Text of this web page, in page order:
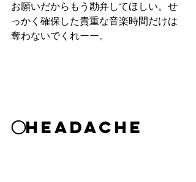
お願いだからもう勘弁してほしい。せ
っかく確保した貴重な音楽時間だけは
奪わないでくれーー。
◯HEADACHE